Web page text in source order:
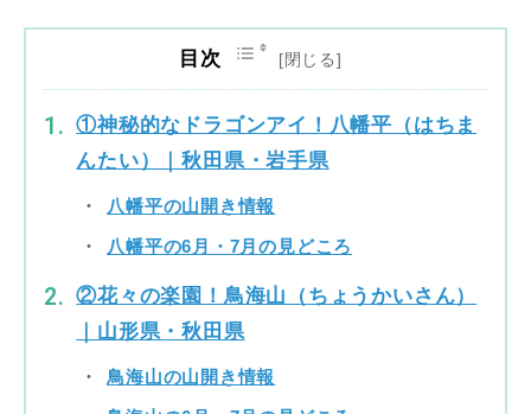
目次
①神秘的なドラゴンアイ！八幡平（はちま
んたい）｜秋田県・岩手県
八幡平の山開き情報
八幡平の6月・7月の見どころ
②花々の楽園！鳥海山（ちょうかいさん）
｜山形県・秋田県
鳥海山の山開き情報